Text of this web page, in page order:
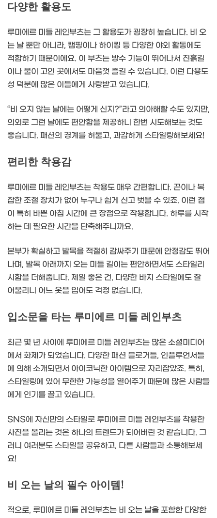
다양한 활용도
루미에르 미들 레인부츠는 그 활용도가 굉장히 높습니다. 비 오
는 날 뿐만 아니라, 캠핑이나 하이킹 등 다양한 야외 활동에도
적합하기 때문이에요. 이 부츠는 방수 기능이 뛰어나서 진흙길
이나 물이 고인 곳에서도 마음껏 즐길 수 있습니다. 이런 다용도
성 덕분에 많은 이들에게 사랑받고 있습니다.
“비 오지 않는 날에는 어떻게 신지?”라고 의아해할 수도 있지만,
의외로 그런 날에도 편안함을 제공하니 한번 시도해보는 것도
좋습니다. 패션의 경계를 허물고, 과감하게 스타일링해보세요!
편리한 착용감
루미에르 미들 레인부츠는 착용도 매우 간편합니다. 끈이나 복
잡한 조절 장치가 없어 누구나 쉽게 신고 벗을 수 있죠. 이런 점
이 특히 바쁜 아침 시간에 큰 장점으로 작용합니다. 하루를 시작
하는 데 필요한 시간을 단축해주니까요.
본부가 확실하고 발목을 적절히 감싸주기 때문에 안정감도 뛰어
나며, 발목 아래까지 오는 미들 길이는 편안하면서도 스타일리
시함을 더해줍니다. 제일 좋은 건, 다양한 바지 스타일에도 잘
어울리니 어느 옷을 입어도 걱정 없습니다.
입소문을 타는 루미에르 미들 레인부츠
최근 몇 년 사이에 루미에르 미들 레인부츠는 많은 소셜미디어
에서 화제가 되었습니다. 다양한 패션 블로거들, 인플루언서들
에 의해 소개되면서 아이코닉한 아이템으로 자리잡았죠. 특히,
스타일링에 있어 무한한 가능성을 열어주기 때문에 많은 사람들
에게 인기를 끌고 있습니다.
SNS에 자신만의 스타일로 루미에르 미들 레인부츠를 착용한
사진을 올리는 것은 하나의 트렌드가 되어버린 것 같습니다. 그
러니 여러분도 스타일을 공유하고, 다른 사람들과 소통해보세
요!
비 오는 날의 필수 아이템!
적으로, 루미에르 미들 레인부츠는 비 오는 날을 포함한 다양한